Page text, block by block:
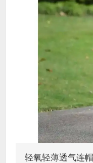
轻氧轻薄透气连